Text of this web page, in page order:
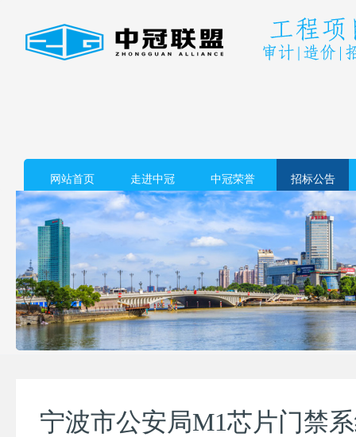
网站首页 走进中冠 中冠荣誉 招标公告
宁波市公安局M1芯片门禁